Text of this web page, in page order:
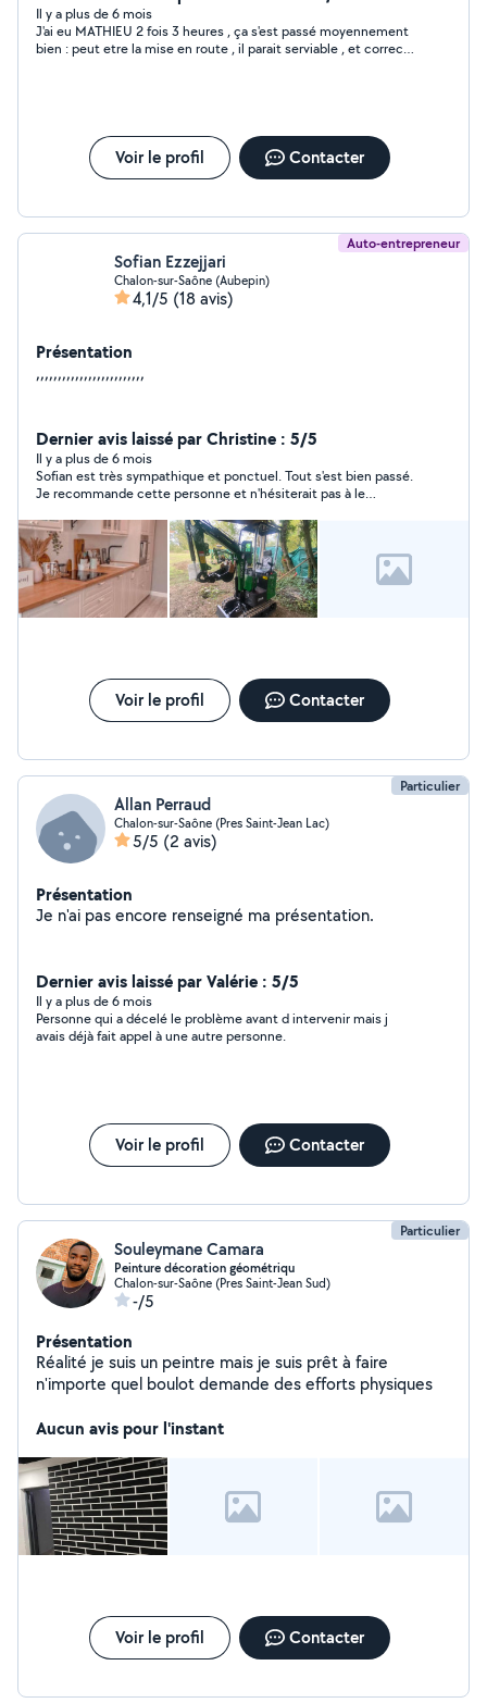
appels à mes services
Il y a plus de 6 mois
J'ai eu MATHIEU 2 fois 3 heures , ça s'est passé moyennement
bien : peut etre la mise en route , il parait serviable , et correct ,
intéréssant et inconpétent du moins pour le jardinage .
Voir le profil Contacter
Auto-entrepreneur
Sofian Ezzejjari
Chalon-sur-Saône (Aubepin)
4,1/5 (18 avis)
Présentation
,,,,,,,,,,,,,,,,,,,,,,,,,
Dernier avis laissé par Christine : 5/5
Il y a plus de 6 mois
Sofian est très sympathique et ponctuel. Tout s'est bien passé.
Je recommande cette personne et n'hésiterait pas à le
Voir le profil Contacter
Particulier
Allan Perraud
Chalon-sur-Saône (Pres Saint-Jean Lac)
5/5 (2 avis)
Présentation
Je n'ai pas encore renseigné ma présentation.
Dernier avis laissé par Valérie : 5/5
Il y a plus de 6 mois
Personne qui a décelé le problème avant d intervenir mais j
avais déjà fait appel à une autre personne.
Voir le profil Contacter
Particulier
Souleymane Camara
Peinture décoration géométriqu
Chalon-sur-Saône (Pres Saint-Jean Sud)
-/5
Présentation
Réalité je suis un peintre mais je suis prêt à faire
n'importe quel boulot demande des efforts physiques
Aucun avis pour l'instant
Voir le profil Contacter